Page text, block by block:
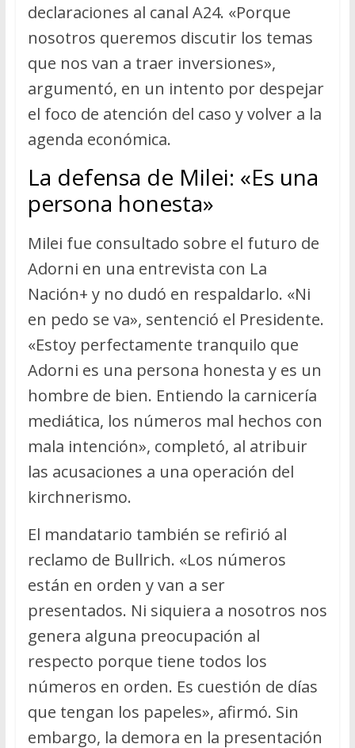
declaraciones al canal A24. «Porque
nosotros queremos discutir los temas
que nos van a traer inversiones»,
argumentó, en un intento por despejar
el foco de atención del caso y volver a la
agenda económica.
La defensa de Milei: «Es una
persona honesta»
Milei fue consultado sobre el futuro de
Adorni en una entrevista con La
Nación+ y no dudó en respaldarlo. «Ni
en pedo se va», sentenció el Presidente.
«Estoy perfectamente tranquilo que
Adorni es una persona honesta y es un
hombre de bien. Entiendo la carnicería
mediática, los números mal hechos con
mala intención», completó, al atribuir
las acusaciones a una operación del
kirchnerismo.
El mandatario también se refirió al
reclamo de Bullrich. «Los números
están en orden y van a ser
presentados. Ni siquiera a nosotros nos
genera alguna preocupación al
respecto porque tiene todos los
números en orden. Es cuestión de días
que tengan los papeles», afirmó. Sin
embargo, la demora en la presentación